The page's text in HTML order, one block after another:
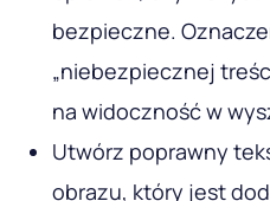
danych. Ponieważ
coraz więcej
wyszukiwanie wizualne
metoda jest
znajdowania